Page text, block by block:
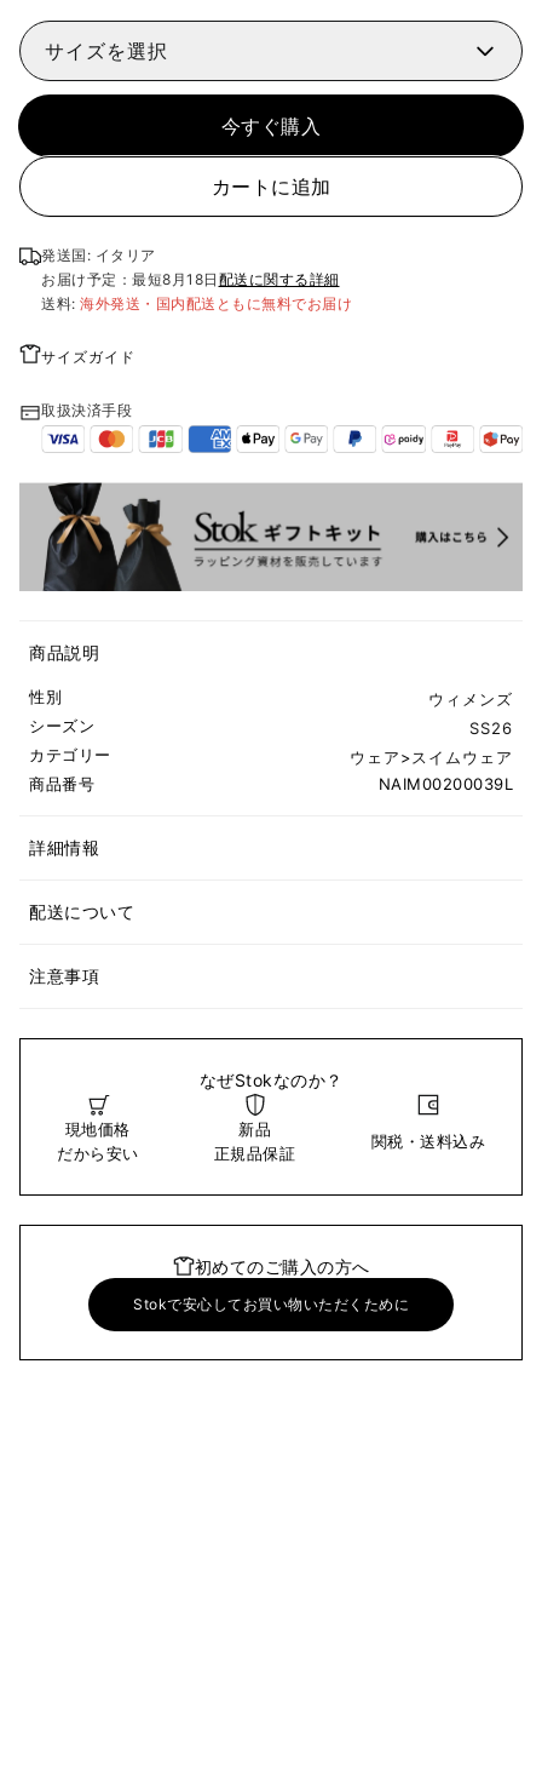
サイズを選択
今すぐ購入
カートに追加
発送国: イタリア
お届け予定：最短8月18日 配送に関する詳細
送料: 海外発送・国内配送ともに無料でお届け
サイズガイド
取扱決済手段
商品説明
性別
ウィメンズ
シーズン
SS26
カテゴリー
ウェア>スイムウェア
商品番号
NAIM00200039L
詳細情報
配送について
注意事項
なぜStokなのか？
現地価格
だから安い
新品
正規品保証
関税・送料込み
初めてのご購入の方へ
Stokで安心してお買い物いただくために